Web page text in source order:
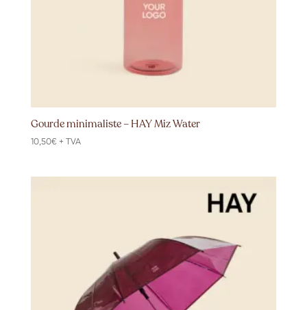
Gourde minimaliste – HAY Miz Water
10,50€ + TVA